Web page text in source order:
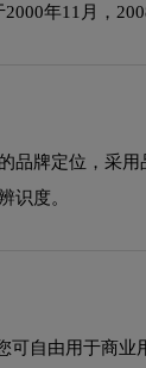
年11月，
牌定位，采
识度。
自由用于商业